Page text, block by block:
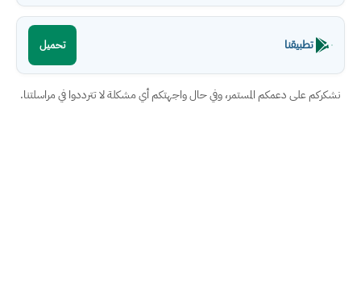
تطبيقنا تحميل
نشكركم على دعمكم المستمر، وفي حال واجهتكم أي مشكلة لا تترددوا في مراسلتنا.